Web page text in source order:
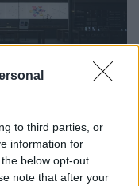
to third parties, or
information for
below opt-out
note that after your
FTC: Όταν
μάχη